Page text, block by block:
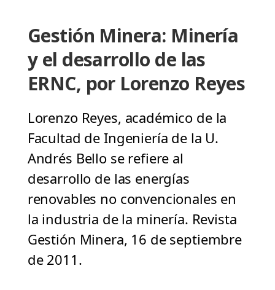
Gestión Minera: Minería
y el desarrollo de las
ERNC, por Lorenzo Reyes
Lorenzo Reyes, académico de la
Facultad de Ingeniería de la U.
Andrés Bello se refiere al
desarrollo de las energías
renovables no convencionales en
la industria de la minería. Revista
Gestión Minera, 16 de septiembre
de 2011.